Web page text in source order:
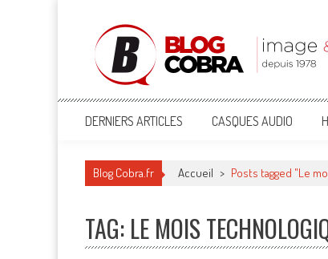
Blog Cobra
Toute l'actu Image & Son !
DERNIERS ARTICLES CASQUES AUDIO
Blog Cobra.fr Accueil > Posts tagged "Le
TAG: LE MOIS